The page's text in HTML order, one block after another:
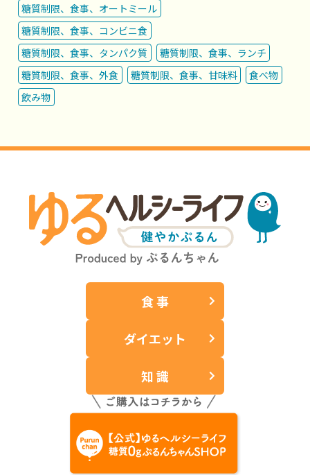
糖質制限、食事、オートミール
糖質制限、食事、コンビニ食
糖質制限、食事、タンパク質
糖質制限、食事、ランチ
糖質制限、食事、外食
糖質制限、食事、甘味料
食べ物
飲み物
食 事
ダイエット
知 識